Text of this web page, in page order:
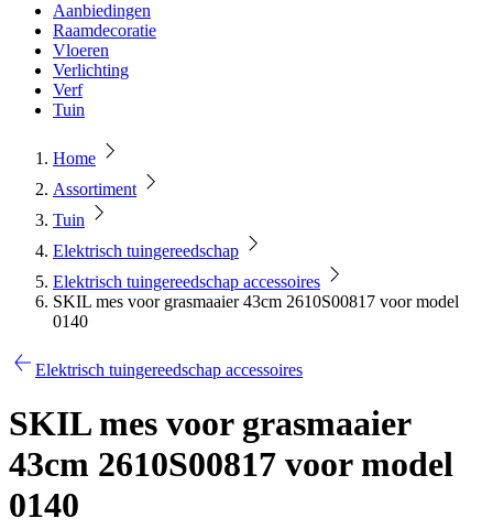
Aanbiedingen
Raamdecoratie
Vloeren
Verlichting
Verf
Tuin
Home
Assortiment
Tuin
Elektrisch tuingereedschap
Elektrisch tuingereedschap accessoires
SKIL mes voor grasmaaier 43cm 2610S00817 voor model
0140
Elektrisch tuingereedschap accessoires
SKIL mes voor grasmaaier
43cm 2610S00817 voor model
0140